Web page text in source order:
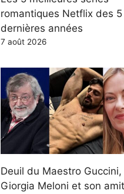
romantiques Netflix des 5
dernières années
7 août 2026
Deuil du Maestro Guccini,
Giorgia Meloni et son